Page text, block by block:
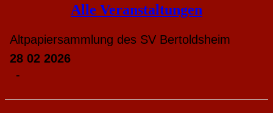
Alle Veranstaltungen
Altpapiersammlung des SV Bertoldsheim
28 02 2026
-